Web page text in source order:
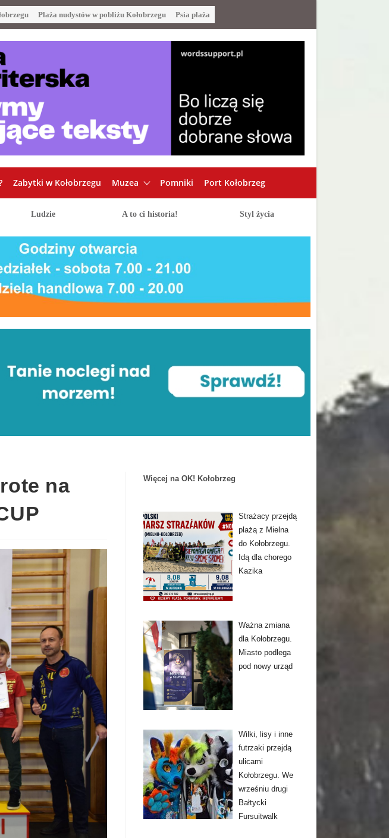
Plaża nudystów w pobliżu Kołobrzegu Psia plaża
Zabytki w Kołobrzegu Muzea Pomniki Port Kołobrzeg
Ludzie A to ci historia! Styl życia
na
Więcej na OK! Kołobrzeg
Strażacy przejdą
plażą z Mielna
do Kołobrzegu.
Idą dla chorego
Kazika
Ważna zmiana
dla Kołobrzegu.
Miasto podlega
pod nowy urząd
Wilki, lisy i inne
futrzaki przejdą
ulicami
Kołobrzegu. We
wrześniu drugi
Bałtycki
Fursuitwalk